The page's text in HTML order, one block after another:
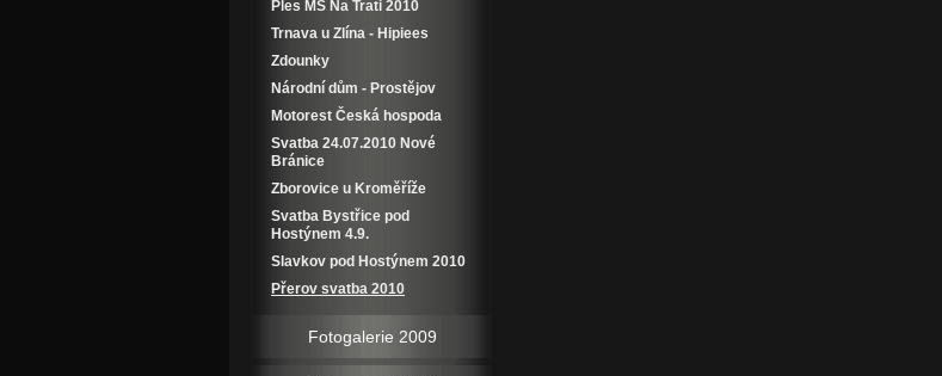
Ples MŠ Na Trati 2010
Trnava u Zlína - Hipiees
Zdounky
Národní dům - Prostějov
Motorest Česká hospoda
Svatba 24.07.2010 Nové
Bránice
Zborovice u Kroměříže
Svatba Bystřice pod
Hostýnem 4.9.
Slavkov pod Hostýnem 2010
Přerov svatba 2010
Fotogalerie 2009